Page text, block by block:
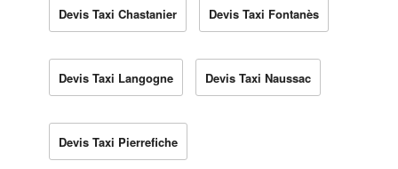
Devis Taxi Chastanier Devis Taxi Fontanès
Devis Taxi Langogne Devis Taxi Naussac
Devis Taxi Pierrefiche